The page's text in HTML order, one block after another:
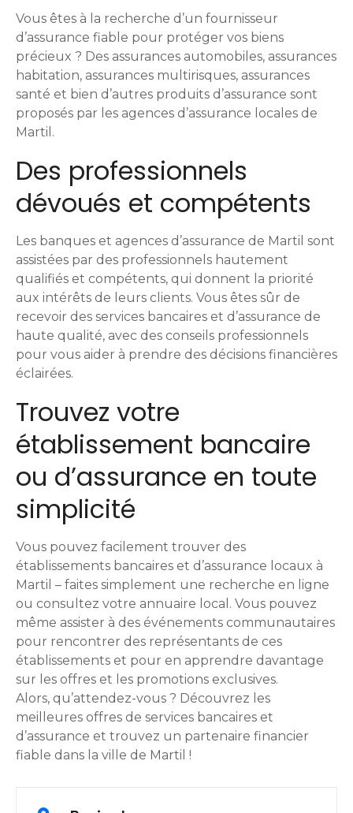
Vous êtes à la recherche d’un fournisseur
d’assurance fiable pour protéger vos biens
précieux ? Des assurances automobiles, assurances
habitation, assurances multirisques, assurances
santé et bien d’autres produits d’assurance sont
proposés par les agences d’assurance locales de
Martil.
Des professionnels
dévoués et compétents
Les banques et agences d’assurance de Martil sont
assistées par des professionnels hautement
qualifiés et compétents, qui donnent la priorité
aux intérêts de leurs clients. Vous êtes sûr de
recevoir des services bancaires et d’assurance de
haute qualité, avec des conseils professionnels
pour vous aider à prendre des décisions financières
éclairées.
Trouvez votre
établissement bancaire
ou d’assurance en toute
simplicité
Vous pouvez facilement trouver des
établissements bancaires et d’assurance locaux à
Martil – faites simplement une recherche en ligne
ou consultez votre annuaire local. Vous pouvez
même assister à des événements communautaires
pour rencontrer des représentants de ces
établissements et pour en apprendre davantage
sur les offres et les promotions exclusives.
Alors, qu’attendez-vous ? Découvrez les
meilleures offres de services bancaires et
d’assurance et trouvez un partenaire financier
fiable dans la ville de Martil !